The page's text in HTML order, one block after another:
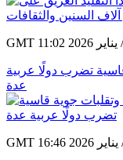
تضرب دولًا عربية
عدة